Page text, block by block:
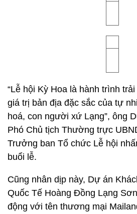
“Lễ hội Kỳ Hoa là hành trình
giá trị bản địa đặc sắc của tự
hoá, con người xứ Lạng”, ông
Phó Chủ tịch Thường trực
Trưởng ban Tổ chức Lễ hội
buổi lễ.
Cũng nhân dịp này, Dự án
Quốc Tế Hoàng Đồng Lạng
động với tên thương mại